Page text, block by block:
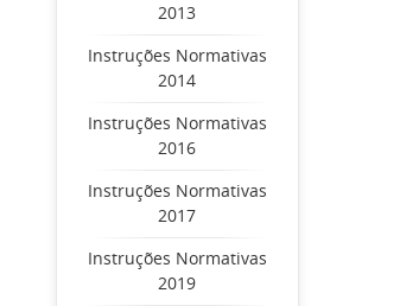
2013
Instruções Normativas
2014
Instruções Normativas
2016
Instruções Normativas
2017
Instruções Normativas
2019